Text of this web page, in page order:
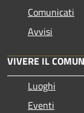
Comunicati
Avvisi
VIVERE IL
Luoghi
Eventi